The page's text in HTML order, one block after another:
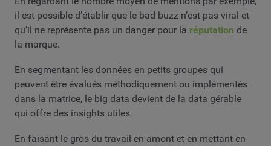
il est possible d’établir que le bad buzz n’est pas viral et
qu’il ne représente pas un danger pour la réputation de
la marque.
En segmentant les données en petits groupes qui
peuvent être évalués méthodiquement ou implémentés
dans la matrice, le big data devient de la data gérable
qui offre des insights utiles.
En faisant le gros du travail en amont et en mettant en